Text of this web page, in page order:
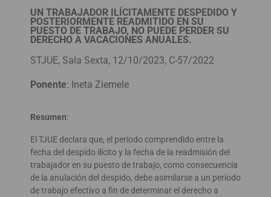
UN TRABAJADOR ILÍCITAMENTE DESPEDIDO Y
POSTERIORMENTE READMITIDO EN SU
PUESTO DE TRABAJO, NO PUEDE PERDER SU
DERECHO A VACACIONES ANUALES.
STJUE, Sala Sexta, 12/10/2023, C-57/2022
Ponente: Ineta Ziemele
Resumen:
El TJUE declara que, el período comprendido entre la
fecha del despido ilícito y la fecha de la readmisión del
trabajador en su puesto de trabajo, como consecuencia
de la anulación del despido, debe asimilarse a un período
de trabajo efectivo a fin de determinar el derecho a